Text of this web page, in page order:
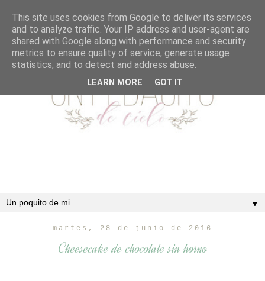
▼
martes, 28 de junio de 2016
Cheesecake de chocolate sin horno
This site uses cookies from Google to deliver its services
and to analyze traffic. Your IP address and user-agent are
shared with Google along with performance and security
metrics to ensure quality of service, generate usage
statistics, and to detect and address abuse.
LEARN MORE GOT IT